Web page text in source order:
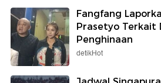
Fangfang
Prasetyo Terkait
Penghinaan
detikHot